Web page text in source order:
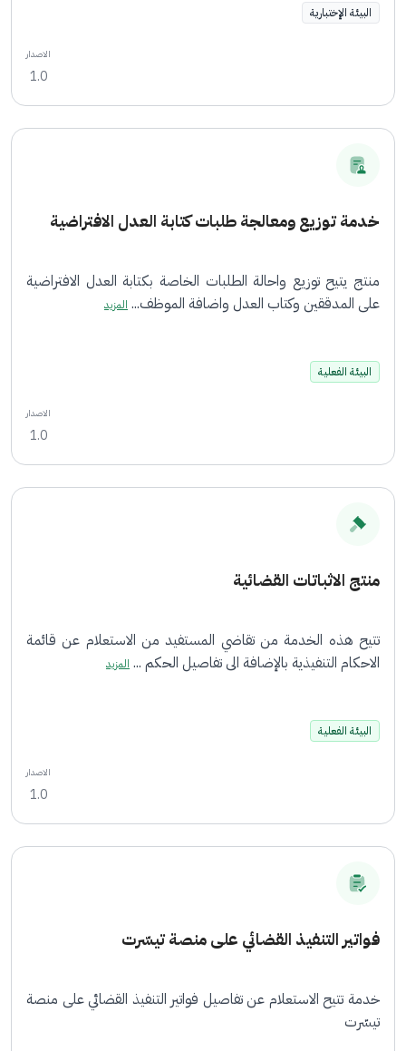
البيئة الإختبارية
الاصدار
1.0
خدمة توزيع ومعالجة طلبات كتابة العدل الافتراضية
منتج يتيح توزيع واحالة الطلبات الخاصة بكتابة العدل الافتراضية
على المدققين وكتاب العدل واضافة الموظف... المزيد
البيئة الفعلية
الاصدار
1.0
منتج الاثباتات القضائية
تتيح هذه الخدمة من تقاضي المستفيد من الاستعلام عن قائمة
الاحكام التنفيذية بالإضافة الى تفاصيل الحكم ... المزيد
البيئة الفعلية
الاصدار
1.0
فواتير التنفيذ القضائي على منصة تيسّرت
خدمة تتيح الاستعلام عن تفاصيل فواتير التنفيذ القضائي على منصة
تيسّرت